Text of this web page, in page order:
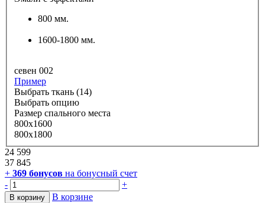
800 мм.
1600-1800 мм.
севен 002
Пример
Выбрать ткань (14)
Выбрать опцию
Размер спального места
800х1600
800х1800
24 599
37 845
+ 369 бонусов на бонусный счет
-
+
В корзину
В корзине